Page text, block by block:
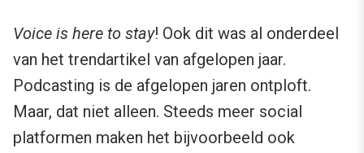
Voice is here to stay! Ook dit was al onderdeel
van het trendartikel van afgelopen jaar.
Podcasting is de afgelopen jaren ontploft.
Maar, dat niet alleen. Steeds meer social
platformen maken het bijvoorbeeld ook